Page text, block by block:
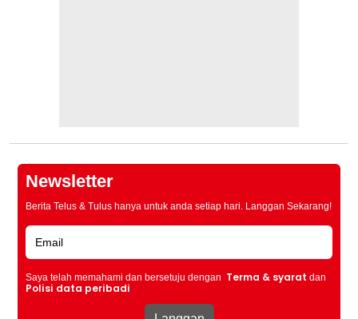
Newsletter
Berita Telus & Tulus hanya untuk anda setiap hari. Langgan Sekarang!
Saya telah memahami dan bersetuju dengan Terma & syarat dan
Polisi data peribadi